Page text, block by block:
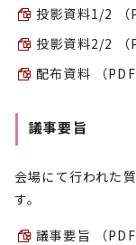
投影資料1/2 （
投影資料2/2 （
配布資料 （
議事要旨
会場にて行われた
す。
議事要旨 （PDF